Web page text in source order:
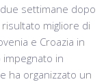
settimane dopo
migliore di
e Croazia in
in
ha organizzato un